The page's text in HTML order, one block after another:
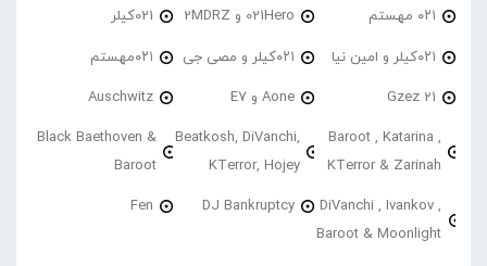
۰۲۱ مهستم 021Hero و 2MDRZ 021کیلر
۰۲۱کیلر و امین نیا ۰۲۱کیلر و مصی جی ۰۲۱مهستم
21 Gzez Aone و E7 Auschwitz
Baroot , Katarina ,
KTerror & Zarinah
Beatkosh, DiVanchi,
KTerror, Hojey
Black Baethoven &
Baroot
DiVanchi , Ivankov ,
Baroot & Moonlight
DJ Bankruptcy
Fen